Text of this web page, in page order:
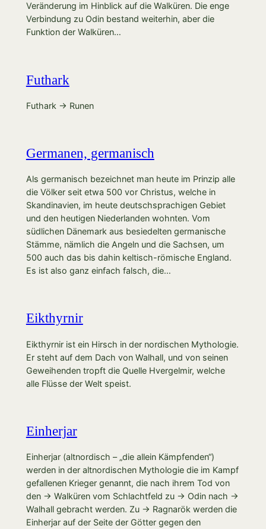
Veränderung im Hinblick auf die Walküren. Die enge
Verbindung zu Odin bestand weiterhin, aber die
Funktion der Walküren…
Futhark
Futhark → Runen
Germanen, germanisch
Als germanisch bezeichnet man heute im Prinzip alle
die Völker seit etwa 500 vor Christus, welche in
Skandinavien, im heute deutschsprachigen Gebiet
und den heutigen Niederlanden wohnten. Vom
südlichen Dänemark aus besiedelten germanische
Stämme, nämlich die Angeln und die Sachsen, um
500 auch das bis dahin keltisch-römische England.
Es ist also ganz einfach falsch, die…
Eikthyrnir
Eikthyrnir ist ein Hirsch in der nordischen Mythologie.
Er steht auf dem Dach von Walhall, und von seinen
Geweihenden tropft die Quelle Hvergelmir, welche
alle Flüsse der Welt speist.
Einherjar
Einherjar (altnordisch – „die allein Kämpfenden“)
werden in der altnordischen Mythologie die im Kampf
gefallenen Krieger genannt, die nach ihrem Tod von
den → Walküren vom Schlachtfeld zu → Odin nach →
Walhall gebracht werden. Zu → Ragnarök werden die
Einherjar auf der Seite der Götter gegen den